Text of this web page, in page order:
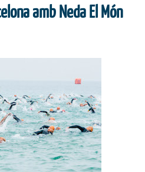
amb Neda El Món